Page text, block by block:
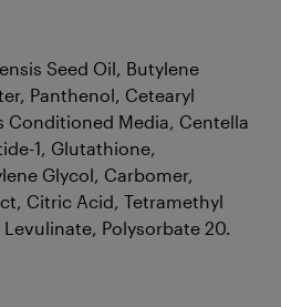
Seed Oil, Butylene
Panthenol, Cetearyl
Conditioned Media, Centella
1, Glutathione,
Glycol, Carbomer,
Citric Acid, Tetramethyl
Polysorbate 20.